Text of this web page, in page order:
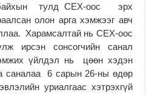
тулд СЕХ-оос эрх
олон арга хэмжээг авч
Харамсалтай нь СЕХ-оос
ирсэн сонсогчийн санал
үйлдэл нь цөөн хэдэн
саналаа 6 сарын 26-ны өдөр
уриалгаас хэтрэхгүй